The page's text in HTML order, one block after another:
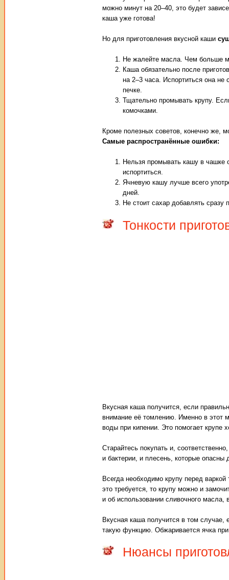
можно минут на 20–40, это будет
каша уже готова!
Но для приготовления вкусной каши
Не жалейте масла. Чем больше
Каша обязательно после
на 2–3 часа. Испортиться она не
печке.
Тщательно промывать крупу.
комочками.
Кроме полезных советов, конечно же,
Самые распространённые ошибки:
Нельзя промывать кашу в чашке
испортиться.
Ячневую кашу лучше всего
дней.
Не стоит сахар добавлять
Тонкости
Вкусная каша получится, если
внимание её томлению. Именно в этот
воды при кипении. Это помогает крупе
Старайтесь покупать и,
и бактерии, и плесень, которые опасны
Всегда необходимо крупу перед
это требуется, то крупу можно и
и об использовании сливочного
Вкусная каша получится в том случае,
такую функцию. Обжаривается ячка при
Нюансы